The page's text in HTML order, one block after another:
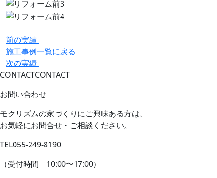
前の実績
施工事例一覧に戻る
次の実績
CONTACTCONTACT
お問い合わせ
モクリズムの家づくりにご興味ある方は、
お気軽にお問合せ・ご相談ください。
TEL055-249-8190
（受付時間 10:00〜17:00）